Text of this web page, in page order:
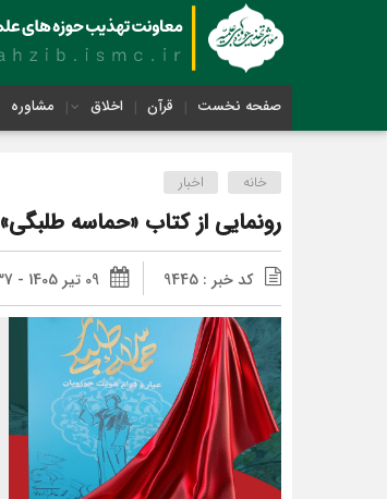
صفحه نخست قرآن اخلاق مشاوره
خانه اخبار
رونمایی از کتاب «حماسه طلبگی»
کد خبر : 9445 09 تیر 1405 - 14:37